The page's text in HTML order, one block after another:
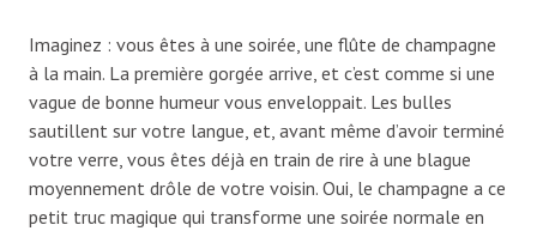
Imaginez : vous êtes à une soirée, une flûte de champagne
à la main. La première gorgée arrive, et c’est comme si une
vague de bonne humeur vous enveloppait. Les bulles
sautillent sur votre langue, et, avant même d’avoir terminé
votre verre, vous êtes déjà en train de rire à une blague
moyennement drôle de votre voisin. Oui, le champagne a ce
petit truc magique qui transforme une soirée normale en